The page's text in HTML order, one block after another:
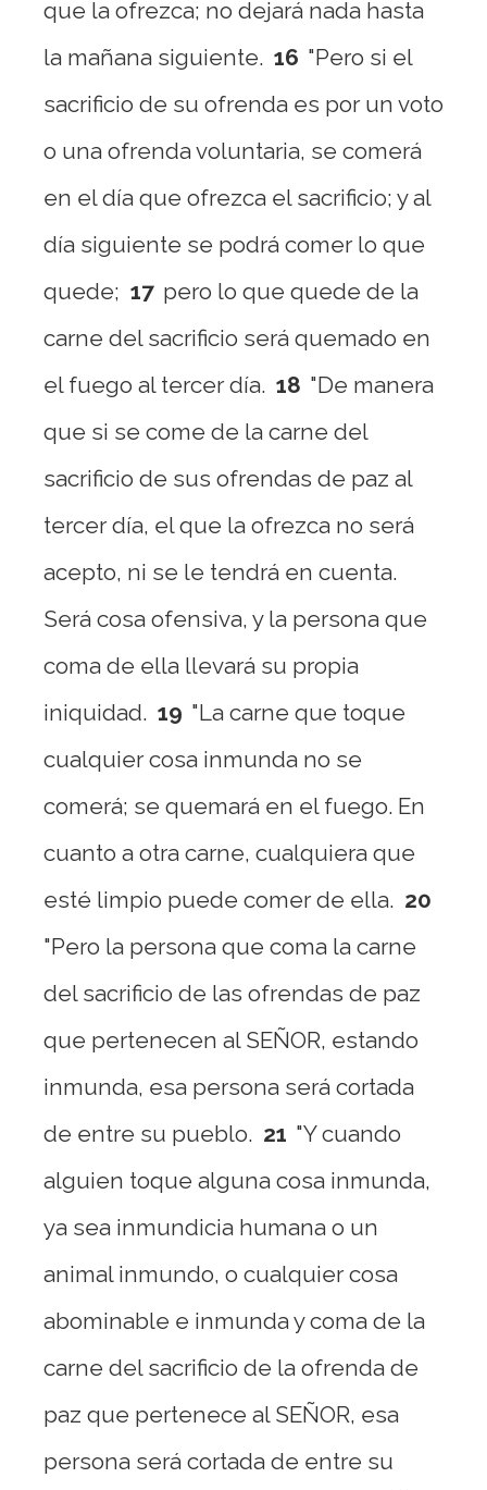
que la ofrezca; no dejará nada hasta
la mañana siguiente. 16 "Pero si el
sacrificio de su ofrenda es por un voto
o una ofrenda voluntaria, se comerá
en el día que ofrezca el sacrificio; y al
día siguiente se podrá comer lo que
quede; 17 pero lo que quede de la
carne del sacrificio será quemado en
el fuego al tercer día. 18 "De manera
que si se come de la carne del
sacrificio de sus ofrendas de paz al
tercer día, el que la ofrezca no será
acepto, ni se le tendrá en cuenta.
Será cosa ofensiva, y la persona que
coma de ella llevará su propia
iniquidad. 19 "La carne que toque
cualquier cosa inmunda no se
comerá; se quemará en el fuego. En
cuanto a otra carne, cualquiera que
esté limpio puede comer de ella. 20
"Pero la persona que coma la carne
del sacrificio de las ofrendas de paz
que pertenecen al SEÑOR, estando
inmunda, esa persona será cortada
de entre su pueblo. 21 "Y cuando
alguien toque alguna cosa inmunda,
ya sea inmundicia humana o un
animal inmundo, o cualquier cosa
abominable e inmunda y coma de la
carne del sacrificio de la ofrenda de
paz que pertenece al SEÑOR, esa
persona será cortada de entre su